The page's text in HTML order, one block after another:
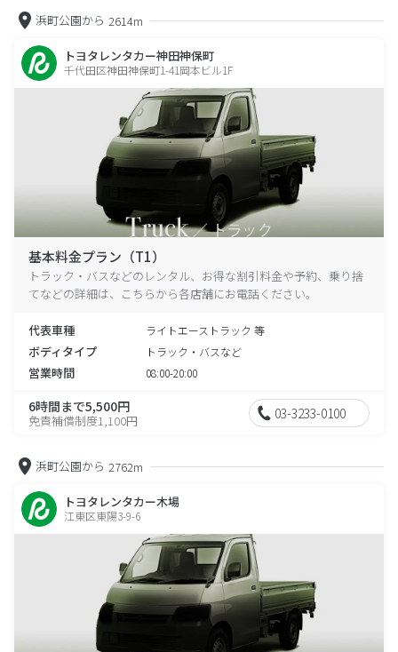
浜町公園から 2614m
トヨタレンタカー神田神保町
千代田区神田神保町1-41岡本ビル1F
基本料金プラン（T1）
トラック・バスなどのレンタル、お得な割引料金や予約、乗り捨
てなどの詳細は、こちらから各店舗にお電話ください。
代表車種 ライトエーストラック 等
ボディタイプ トラック・バスなど
営業時間 08:00-20:00
6時間まで5,500円
免責補償制度1,100円 03-3233-0100
浜町公園から 2762m
トヨタレンタカー木場
江東区東陽3-9-6